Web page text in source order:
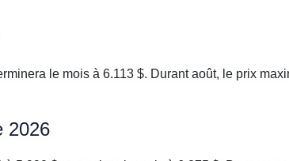
le mois à 6.113 $. Durant août, le prix
2026